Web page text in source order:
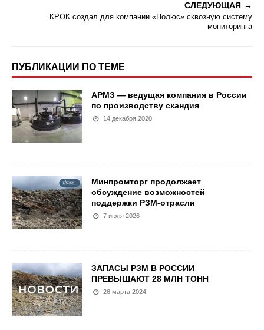
СЛЕДУЮЩАЯ
КРОК создал для компании «Полюс» сквозную систему
мониторинга
ПУБЛИКАЦИИ ПО ТЕМЕ
АРМЗ — ведущая компания в России
по производству скандия
14 декабря 2020
Минпромторг продолжает
обсуждение возможностей
поддержки РЗМ-отрасли
7 июля 2026
ЗАПАСЫ РЗМ В РОССИИ
ПРЕВЫШАЮТ 28 МЛН ТОНН
26 марта 2024